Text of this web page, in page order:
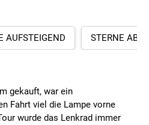
AUFSTEIGEND STERNE
gekauft, war ein
Fahrt viel die Lampe vorne
wurde das Lenkrad immer